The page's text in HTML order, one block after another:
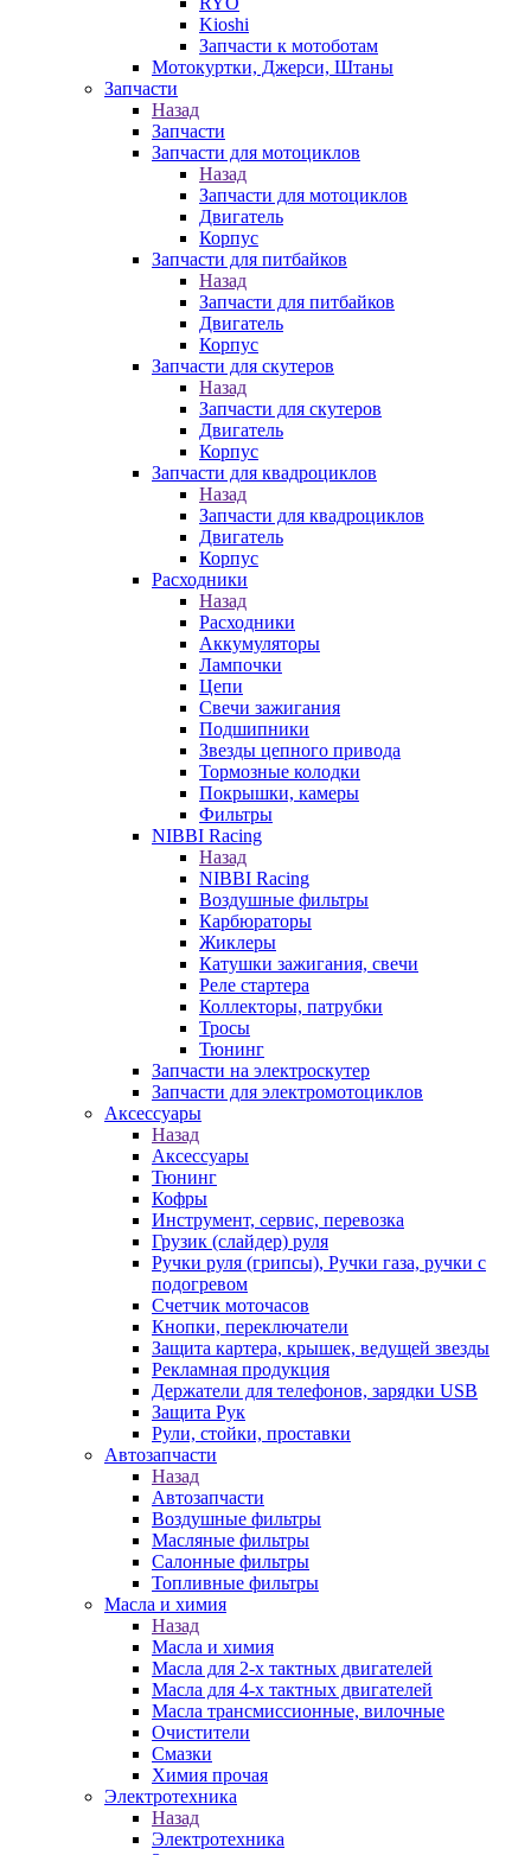
Kioshi
Запчасти к мотоботам
Мотокуртки, Джерси, Штаны
Запчасти
Назад
Запчасти
Запчасти для мотоциклов
Назад
Запчасти для мотоциклов
Двигатель
Корпус
Запчасти для питбайков
Назад
Запчасти для питбайков
Двигатель
Корпус
Запчасти для скутеров
Назад
Запчасти для скутеров
Двигатель
Корпус
Запчасти для квадроциклов
Назад
Запчасти для квадроциклов
Двигатель
Корпус
Расходники
Назад
Расходники
Аккумуляторы
Лампочки
Цепи
Свечи зажигания
Подшипники
Звезды цепного привода
Тормозные колодки
Покрышки, камеры
Фильтры
NIBBI Racing
Назад
NIBBI Racing
Воздушные фильтры
Карбюраторы
Жиклеры
Катушки зажигания, свечи
Реле стартера
Коллекторы, патрубки
Тросы
Тюнинг
Запчасти на электроскутер
Запчасти для электромотоциклов
Аксессуары
Назад
Аксессуары
Тюнинг
Кофры
Инструмент, сервис, перевозка
Грузик (слайдер) руля
Ручки руля (грипсы), Ручки газа, ручки с
подогревом
Счетчик моточасов
Кнопки, переключатели
Защита картера, крышек, ведущей звезды
Рекламная продукция
Держатели для телефонов, зарядки USB
Защита Рук
Рули, стойки, проставки
Автозапчасти
Назад
Автозапчасти
Воздушные фильтры
Масляные фильтры
Салонные фильтры
Топливные фильтры
Масла и химия
Назад
Масла и химия
Масла для 2-х тактных двигателей
Масла для 4-х тактных двигателей
Масла трансмиссионные, вилочные
Очистители
Смазки
Химия прочая
Электротехника
Назад
Электротехника